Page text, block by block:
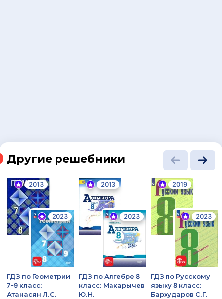
Другие решебники
2013
2023
ГДЗ по Геометрии
7-9 класс:
Атанасян Л.С.
2013
2023
ГДЗ по Алгебре 8
класс: Макарычев
Ю.Н.
2019
2023
ГДЗ по Русскому
языку 8 класс:
Бархударов С.Г.